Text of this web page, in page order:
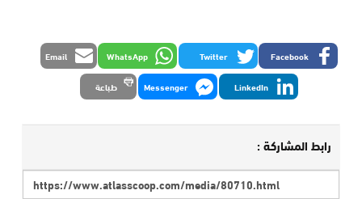
Facebook
Twitter
WhatsApp
Email
LinkedIn
Messenger طباعة
رابط المشاركة :